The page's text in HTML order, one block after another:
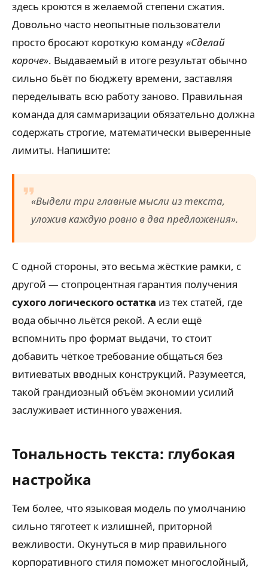
здесь кроются в желаемой степени сжатия.
Довольно часто неопытные пользователи
просто бросают короткую команду«Сделай
короче». Выдаваемый в итоге результат обычно
сильно бьёт по бюджету времени, заставляя
переделывать всю работу заново. Правильная
команда для саммаризации обязательно должна
содержать строгие, математически выверенные
лимиты. Напишите:
«Выдели три главные мысли из текста,
уложив каждую ровно в два предложения».
С одной стороны, это весьма жёсткие рамки, с
другой — стопроцентная гарантия получения
сухого логического остатка из тех статей, где
вода обычно льётся рекой. А если ещё
вспомнить про формат выдачи, то стоит
добавить чёткое требование общаться без
витиеватых вводных конструкций. Разумеется,
такой грандиозный объём экономии усилий
заслуживает истинного уважения.
Тональность текста: глубокая
настройка
Тем более, что языковая модель по умолчанию
сильно тяготеет к излишней, приторной
вежливости. Окунуться в мир правильного
корпоративного стиля поможет многослойный,